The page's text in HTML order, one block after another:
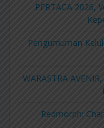
PERTACA 2026,
Pengumuman
WARASTRA
Redmorph: